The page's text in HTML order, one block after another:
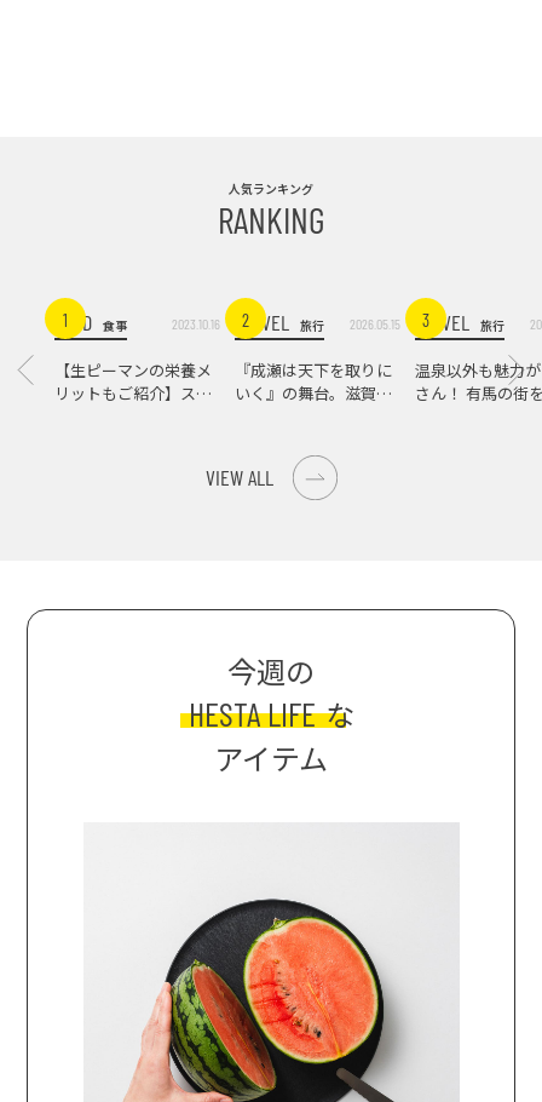
人気ランキング
RANKING
1FOOD 食事 2023.10.16
【生ピーマンの栄養メ
リットもご紹介】スパ
2
TRAVEL 旅行 2026.05.15
『成瀬は天下を取りに
いく』の舞台。滋賀県
3
TRAVEL 旅行
温泉以外も魅力
さん！ 有馬の街
VIEW ALL
今週の
HESTA LIFE な
アイテム